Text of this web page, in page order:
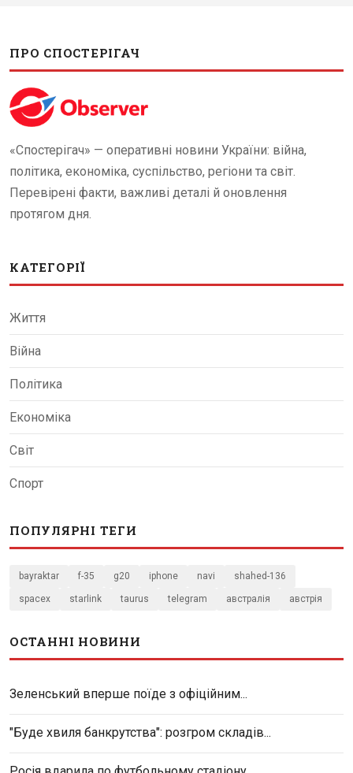
ПРО СПОСТЕРІГАЧ
«Спостерігач» — оперативні новини України: війна,
політика, економіка, суспільство, регіони та світ.
Перевірені факти, важливі деталі й оновлення
протягом дня.
КАТЕГОРІЇ
Життя
Війна
Політика
Економіка
Світ
Спорт
ПОПУЛЯРНІ ТЕГИ
bayraktar f-35 g20 iphone navi shahed-136
spacex starlink taurus telegram австралія австрія
ОСТАННІ НОВИНИ
Зеленський вперше поїде з офіційним...
"Буде хвиля банкрутства": розгром складів...